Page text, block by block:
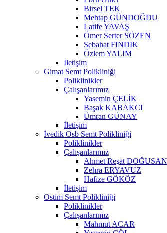
Birsel TEK
Mehtap GÜNDOĞDU
Latife YAVAŞ
Ömer Serter SÖZEN
Sebahat FINDIK
Özlem YALIM
İletişim
Gimat Semt Polikliniği
Poliklinikler
Çalışanlarımız
Yasemin ÇELİK
Başak KABAKCI
Ümran GÜNAY
İletişim
İvedik Osb Semt Polikliniği
Poliklinikler
Çalışanlarımız
Ahmet Reşat DOĞUSAN
Zehra ERYAVUZ
Hafize GÖKÖZ
İletişim
Ostim Semt Polikliniği
Poliklinikler
Çalışanlarımız
Mahmut ACAR